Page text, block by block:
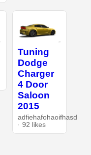
Tuning
Dodge
Charger
4 Door
Saloon
2015
adfiehafohaoifhasd
· 92 likes